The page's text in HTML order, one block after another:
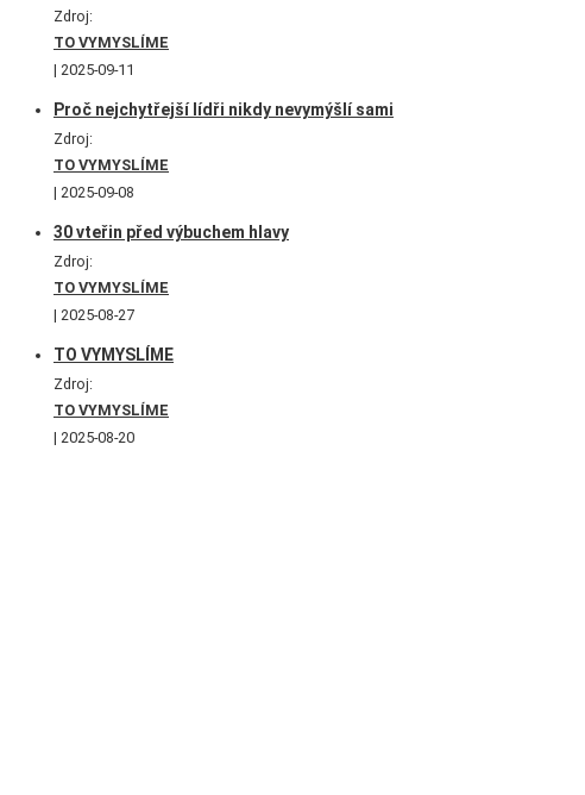
Zdroj:
TO VYMYSLÍME
2025-09-11
Proč nejchytřejší lídři nikdy nevymýšlí sami
Zdroj:
TO VYMYSLÍME
2025-09-08
30 vteřin před výbuchem hlavy
Zdroj:
TO VYMYSLÍME
2025-08-27
TO VYMYSLÍME
Zdroj:
TO VYMYSLÍME
2025-08-20